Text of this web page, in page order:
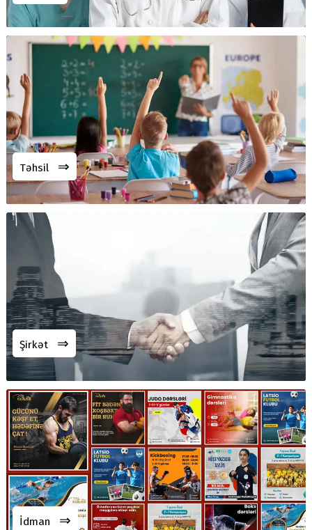
Təhsil ⇒
Şirkət ⇒
İdman ⇒